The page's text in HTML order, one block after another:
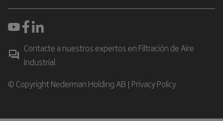
Contacte a nuestros expertos en Filtración de Aire
Industrial
© Copyright Nederman Holding AB | Privacy Policy